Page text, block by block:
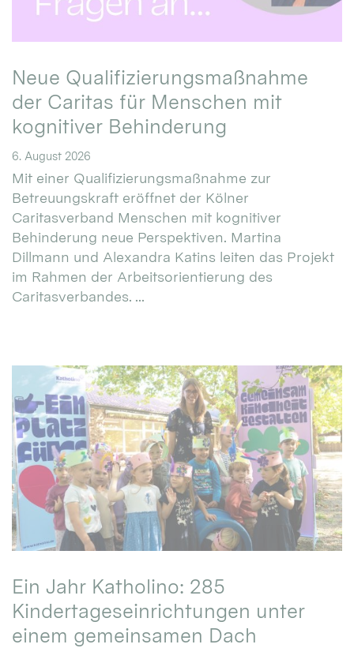
Neue Qualifizierungsmaßnahme
der Caritas für Menschen mit
kognitiver Behinderung
6. August 2026
Mit einer Qualifizierungsmaßnahme zur
Betreuungskraft eröffnet der Kölner
Caritasverband Menschen mit kognitiver
Behinderung neue Perspektiven. Martina
Dillmann und Alexandra Katins leiten das Projekt
im Rahmen der Arbeitsorientierung des
Caritasverbandes. ...
Ein Jahr Katholino: 285
Kindertageseinrichtungen unter
einem gemeinsamen Dach